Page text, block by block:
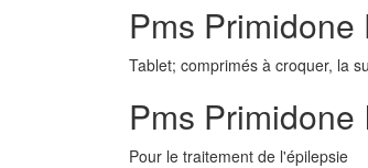
Pms
Tablet; comprimés à croquer, la
Pms Primidone
Pour le traitement de l'épilepsie